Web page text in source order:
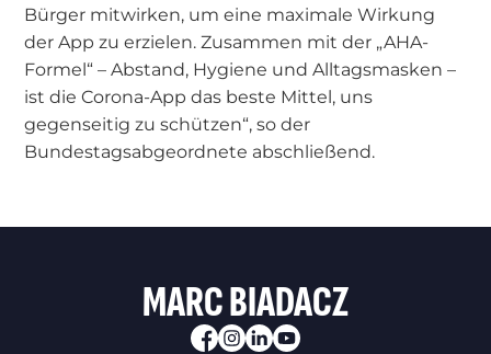
Bürger mitwirken, um eine maximale Wirkung
der App zu erzielen. Zusammen mit der „AHA-
Formel“ – Abstand, Hygiene und Alltagsmasken –
ist die Corona-App das beste Mittel, uns
gegenseitig zu schützen“, so der
Bundestagsabgeordnete abschließend.
MARC BIADACZ